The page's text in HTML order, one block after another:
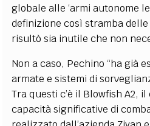
globale alle ‘armi autonome
definizione così stramba
risultò sia inutile che non
Non a caso, Pechino “ha già
armate e sistemi di
Tra questi c’è il Blowfish A2,
capacità significative di